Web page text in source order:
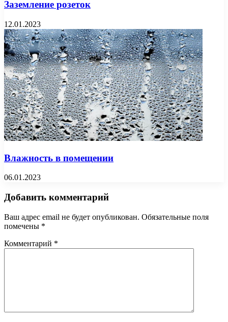
Заземление розеток
12.01.2023
Влажность в помещении
06.01.2023
Добавить комментарий
Ваш адрес email не будет опубликован. Обязательные поля
помечены *
Комментарий *